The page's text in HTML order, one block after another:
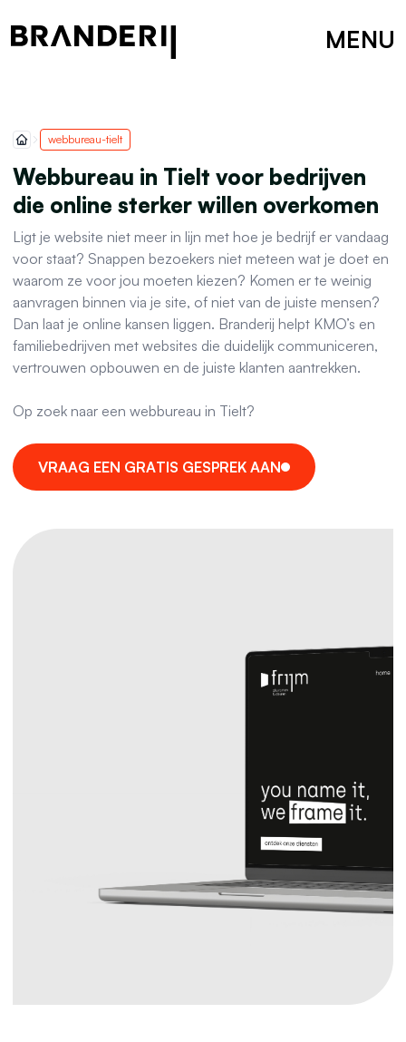
MENU
webbureau-tielt
Webbureau in Tielt voor bedrijven
die online sterker willen overkomen
Ligt je website niet meer in lijn met hoe je bedrijf er vandaag
voor staat? Snappen bezoekers niet meteen wat je doet en
waarom ze voor jou moeten kiezen? Komen er te weinig
aanvragen binnen via je site, of niet van de juiste mensen?
Dan laat je online kansen liggen. Branderij helpt KMO’s en
familiebedrijven met websites die duidelijk communiceren,
vertrouwen opbouwen en de juiste klanten aantrekken.
Op zoek naar een webbureau in Tielt?
VRAAG EEN GRATIS GESPREK AAN